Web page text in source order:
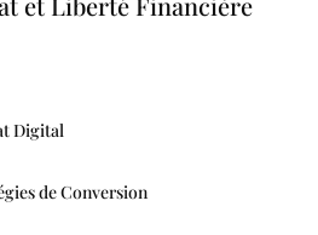
Digital
de Conversion